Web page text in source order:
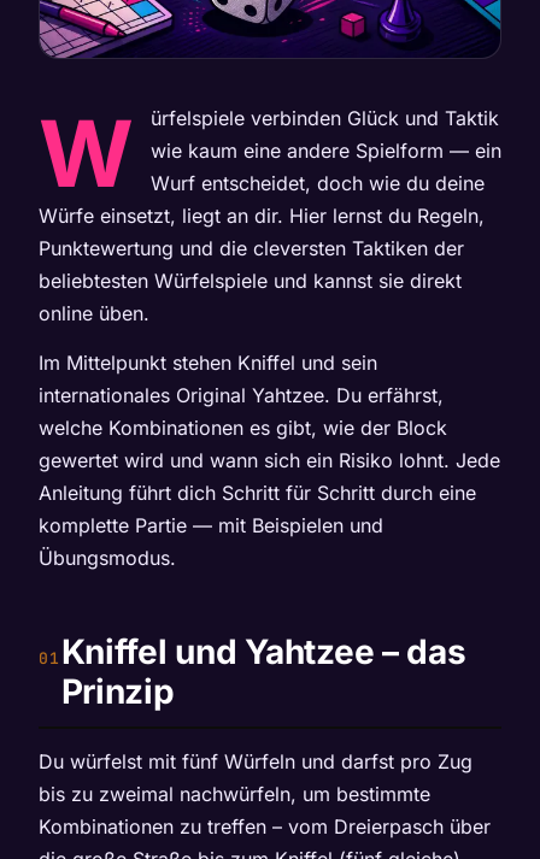
W
ürfelspiele verbinden Glück und Taktik
wie kaum eine andere Spielform — ein
Wurf entscheidet, doch wie du deine
Würfe einsetzt, liegt an dir. Hier lernst du Regeln,
Punktewertung und die cleversten Taktiken der
beliebtesten Würfelspiele und kannst sie direkt
online üben.
Im Mittelpunkt stehen Kniffel und sein
internationales Original Yahtzee. Du erfährst,
welche Kombinationen es gibt, wie der Block
gewertet wird und wann sich ein Risiko lohnt. Jede
Anleitung führt dich Schritt für Schritt durch eine
komplette Partie — mit Beispielen und
Übungsmodus.
Kniffel und Yahtzee – das
Prinzip
Du würfelst mit fünf Würfeln und darfst pro Zug
bis zu zweimal nachwürfeln, um bestimmte
Kombinationen zu treffen – vom Dreierpasch über